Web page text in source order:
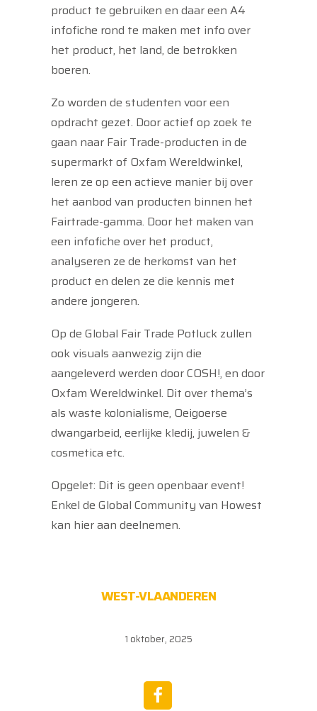
WEST-VLAANDEREN
1 oktober, 2025
product te gebruiken en daar een A4
infofiche rond te maken met info over
het product, het land, de betrokken
boeren.
Zo worden de studenten voor een
opdracht gezet. Door actief op zoek te
gaan naar Fair Trade-producten in de
supermarkt of Oxfam Wereldwinkel,
leren ze op een actieve manier bij over
het aanbod van producten binnen het
Fairtrade-gamma. Door het maken van
een infofiche over het product,
analyseren ze de herkomst van het
product en delen ze die kennis met
andere jongeren.
Op de Global Fair Trade Potluck zullen
ook visuals aanwezig zijn die
aangeleverd werden door COSH!, en door
Oxfam Wereldwinkel. Dit over thema’s
als waste kolonialisme, Oeigoerse
dwangarbeid, eerlijke kledij, juwelen &
cosmetica etc.
Opgelet: Dit is geen openbaar event!
Enkel de Global Community van Howest
kan hier aan deelnemen.